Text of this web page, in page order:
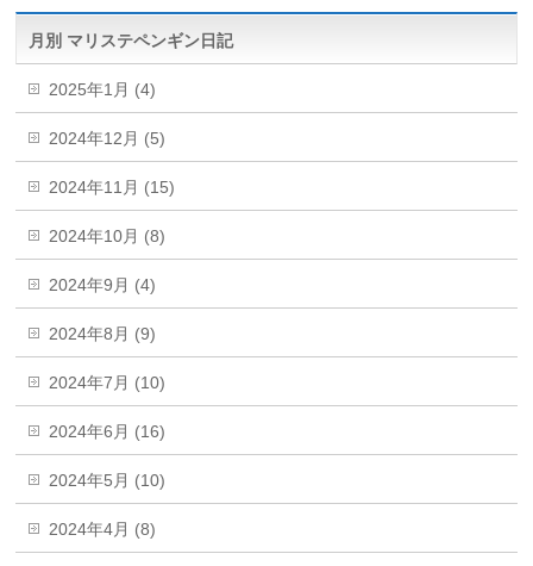
月別 マリステペンギン日記
2025年1月 (4)
2024年12月 (5)
2024年11月 (15)
2024年10月 (8)
2024年9月 (4)
2024年8月 (9)
2024年7月 (10)
2024年6月 (16)
2024年5月 (10)
2024年4月 (8)